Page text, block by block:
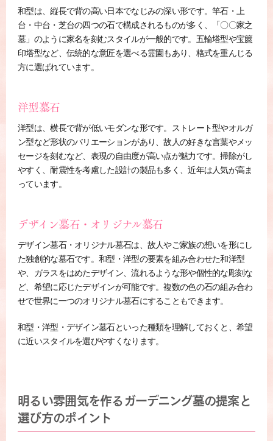
和型は、縦長で背の高い日本でなじみの深い形です。竿石・上
台・中台・芝台の四つの石で構成されるものが多く、「〇〇家之
墓」のように家名を刻むスタイルが一般的です。五輪塔型や宝篋
印塔型など、伝統的な意匠を選べる霊園もあり、格式を重んじる
方に選ばれています。
洋型墓石
洋型は、横長で背が低いモダンな形です。ストレート型やオルガ
ン型など形状のバリエーションがあり、故人の好きな言葉やメッ
セージを刻むなど、表現の自由度が高い点が魅力です。掃除がし
やすく、耐震性を考慮した設計の製品も多く、近年は人気が高ま
っています。
デザイン墓石・オリジナル墓石
デザイン墓石・オリジナル墓石は、故人やご家族の想いを形にし
た独創的な墓石です。和型・洋型の要素を組み合わせた和洋型
や、ガラスをはめたデザイン、流れるような形や個性的な彫刻な
ど、希望に応じたデザインが可能です。複数の色の石の組み合わ
せで世界に一つのオリジナル墓石にすることもできます。
和型・洋型・デザイン墓石といった種類を理解しておくと、希望
に近いスタイルを選びやすくなります。
明るい雰囲気を作るガーデニング墓の提案と
選び方のポイント